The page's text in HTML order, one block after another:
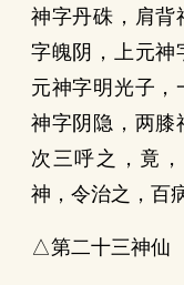
神字丹硃，肩背
字魄阴，上元神
元神字明光子，
神字阴隐，两膝
次三呼之，竟
神，令治之，百
△第二十三神仙